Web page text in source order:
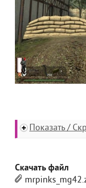
Показать /
Скачать файл